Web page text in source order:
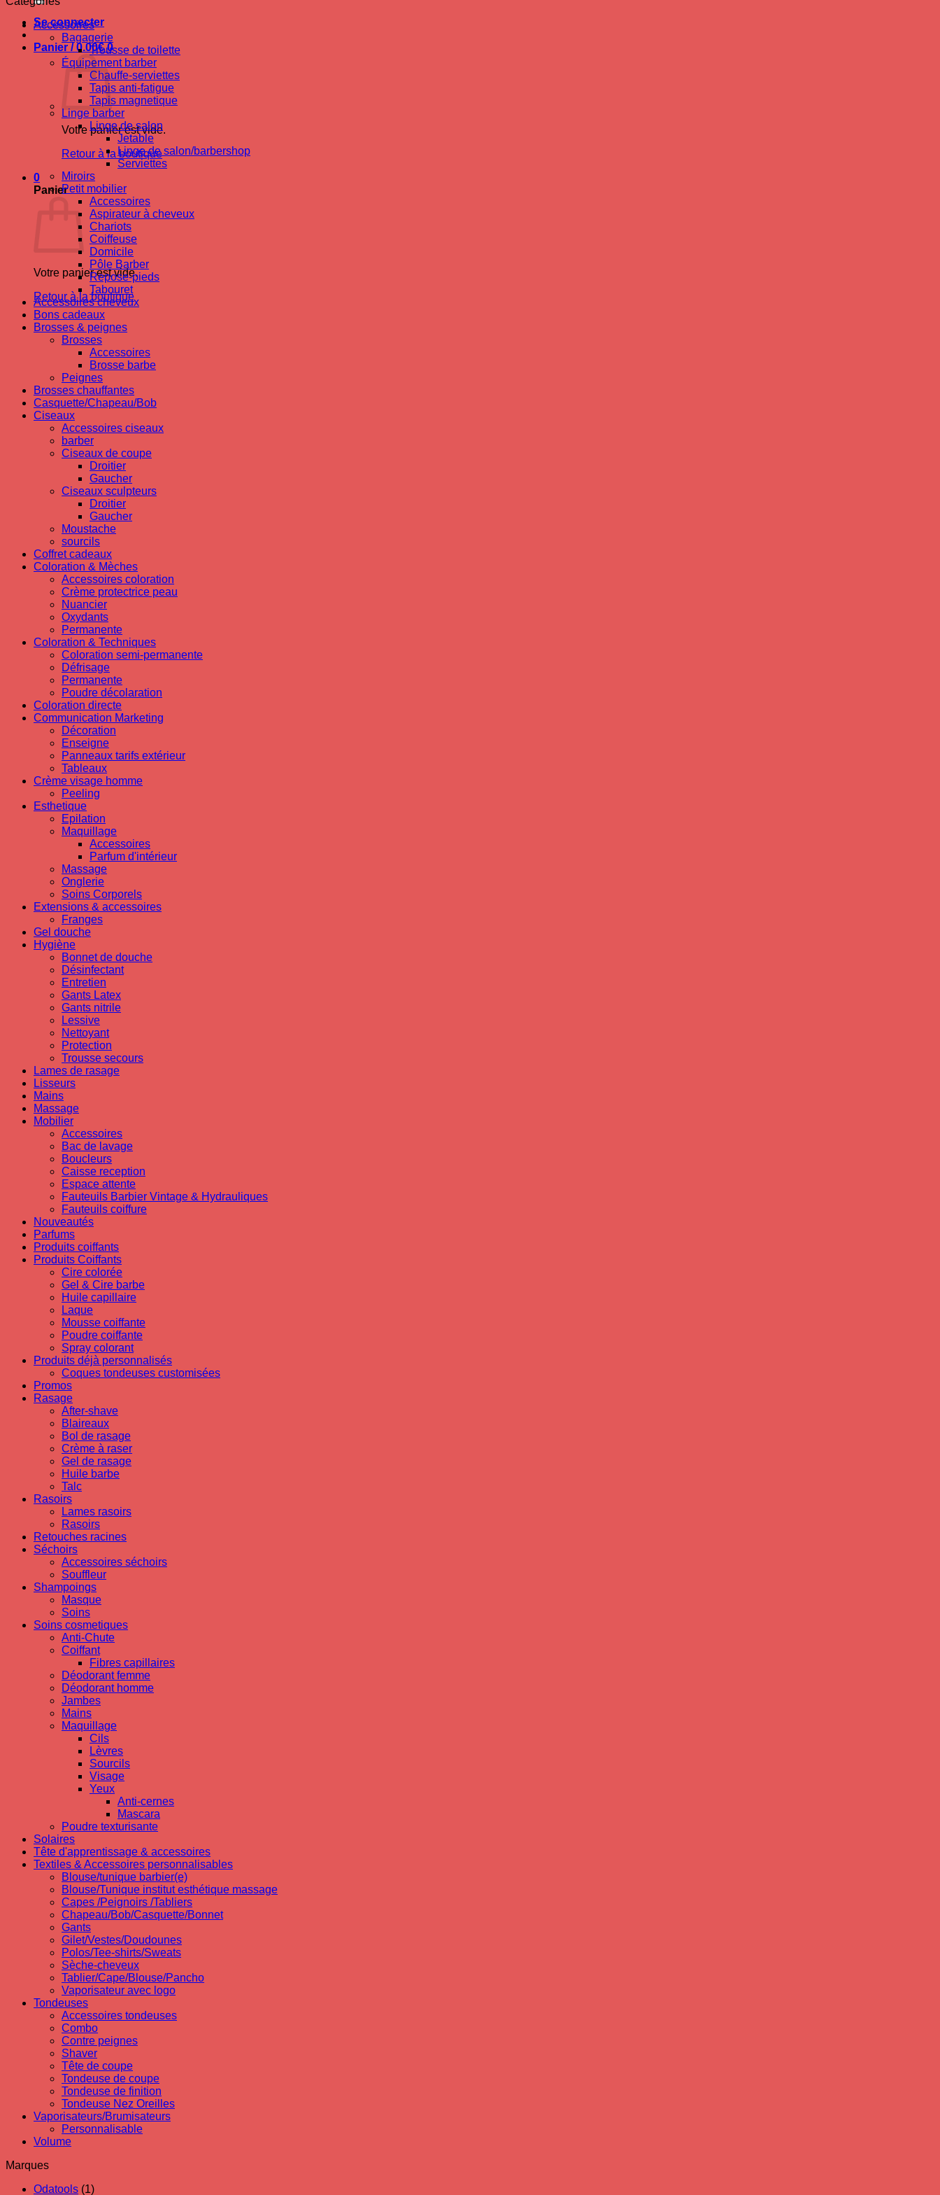
Se connecter
Panier /0.00€ 0
Votre panier est vide.
Retour à la boutique
0
Panier
Votre panier est vide.
Retour à la boutique
Accessoires
Bagagerie
Trousse de toilette
Équipement barber
Chauffe-serviettes
Tapis anti-fatigue
Tapis magnetique
Linge barber
Linge de salon
Jetable
Linge de salon/barbershop
Serviettes
Miroirs
Petit mobilier
Accessoires
Aspirateur à cheveux
Chariots
Coiffeuse
Domicile
Pôle Barber
Repose-pieds
Tabouret
Accessoires cheveux
Bons cadeaux
Brosses & peignes
Brosses
Accessoires
Brosse barbe
Peignes
Brosses chauffantes
Casquette/Chapeau/Bob
Ciseaux
Accessoires ciseaux
barber
Ciseaux de coupe
Droitier
Gaucher
Ciseaux sculpteurs
Droitier
Gaucher
Moustache
sourcils
Coffret cadeaux
Coloration & Mèches
Accessoires coloration
Crème protectrice peau
Nuancier
Oxydants
Permanente
Coloration & Techniques
Coloration semi-permanente
Défrisage
Permanente
Poudre décolaration
Coloration directe
Communication Marketing
Décoration
Enseigne
Panneaux tarifs extérieur
Tableaux
Crème visage homme
Peeling
Esthetique
Epilation
Maquillage
Accessoires
Parfum d'intérieur
Massage
Onglerie
Soins Corporels
Extensions & accessoires
Franges
Gel douche
Hygiène
Bonnet de douche
Désinfectant
Entretien
Gants Latex
Gants nitrile
Lessive
Nettoyant
Protection
Trousse secours
Lames de rasage
Lisseurs
Mains
Massage
Mobilier
Accessoires
Bac de lavage
Boucleurs
Caisse reception
Espace attente
Fauteuils Barbier Vintage & Hydrauliques
Fauteuils coiffure
Nouveautés
Parfums
Produits coiffants
Produits Coiffants
Cire colorée
Gel & Cire barbe
Huile capillaire
Laque
Mousse coiffante
Poudre coiffante
Spray colorant
Produits déjà personnalisés
Coques tondeuses customisées
Promos
Rasage
After-shave
Blaireaux
Bol de rasage
Crème à raser
Gel de rasage
Huile barbe
Talc
Rasoirs
Lames rasoirs
Rasoirs
Retouches racines
Séchoirs
Accessoires séchoirs
Souffleur
Shampoings
Masque
Soins
Soins cosmetiques
Anti-Chute
Coiffant
Fibres capillaires
Déodorant femme
Déodorant homme
Jambes
Mains
Maquillage
Cils
Lèvres
Sourcils
Visage
Yeux
Anti-cernes
Mascara
Poudre texturisante
Solaires
Tête d'apprentissage & accessoires
Textiles & Accessoires personnalisables
Blouse/tunique barbier(e)
Blouse/Tunique institut esthétique massage
Capes /Peignoirs /Tabliers
Chapeau/Bob/Casquette/Bonnet
Gants
Gilet/Vestes/Doudounes
Polos/Tee-shirts/Sweats
Sèche-cheveux
Tablier/Cape/Blouse/Pancho
Vaporisateur avec logo
Tondeuses
Accessoires tondeuses
Combo
Contre peignes
Shaver
Tête de coupe
Tondeuse de coupe
Tondeuse de finition
Tondeuse Nez Oreilles
Vaporisateurs/Brumisateurs
Personnalisable
Volume
Marques
Odatools (1)